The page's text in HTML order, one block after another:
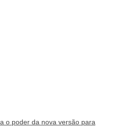
o poder da nova versão para